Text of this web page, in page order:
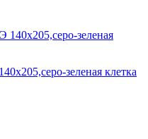
зеленая клетка